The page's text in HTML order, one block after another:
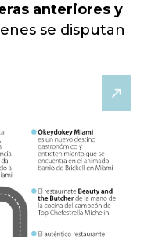
anteriores y
se disputan